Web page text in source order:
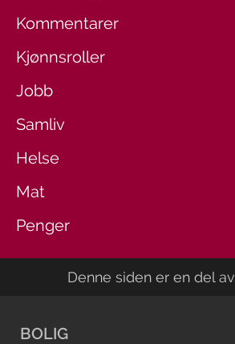
Kommentarer
Kjønnsroller
Jobb
Samliv
Helse
Mat
Penger
Denne siden er en del av
BOLIG